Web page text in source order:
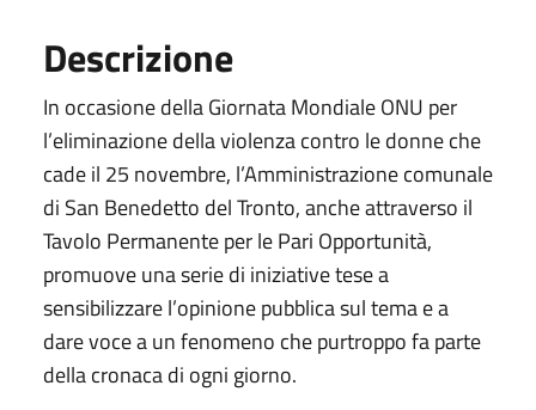
Descrizione
In occasione della Giornata Mondiale ONU per
l’eliminazione della violenza contro le donne che
cade il 25 novembre, l’Amministrazione comunale
di San Benedetto del Tronto, anche attraverso il
Tavolo Permanente per le Pari Opportunità,
promuove una serie di iniziative tese a
sensibilizzare l’opinione pubblica sul tema e a
dare voce a un fenomeno che purtroppo fa parte
della cronaca di ogni giorno.